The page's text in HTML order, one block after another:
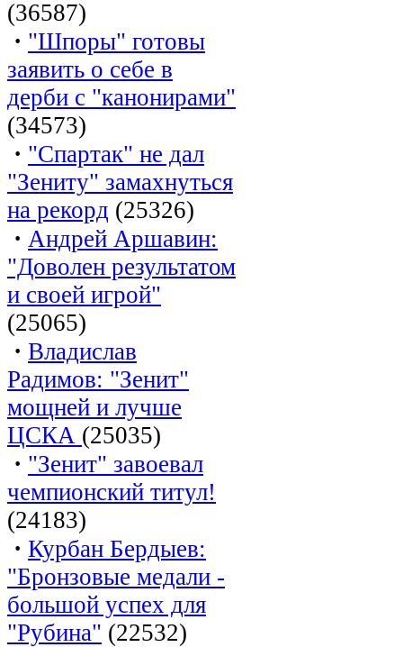
(36587)
· "Шпоры" готовы
заявить о себе в
дерби с "канонирами"
(34573)
· "Спартак" не дал
"Зениту" замахнуться
на рекорд (25326)
· Андрей Аршавин:
"Доволен результатом
и своей игрой"
(25065)
· Владислав
Радимов: "Зенит"
мощней и лучше
ЦСКА (25035)
· "Зенит" завоевал
чемпионский титул!
(24183)
· Курбан Бердыев:
"Бронзовые медали -
большой успех для
"Рубина" (22532)